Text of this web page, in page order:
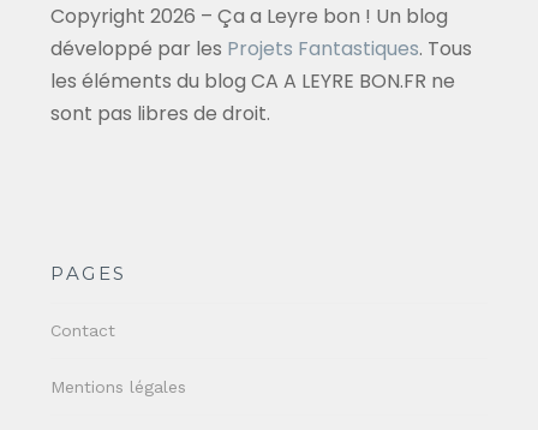
Copyright 2026 – Ça a Leyre bon ! Un blog
développé par les Projets Fantastiques. Tous
les éléments du blog CA A LEYRE BON.FR ne
sont pas libres de droit.
PAGES
Contact
Mentions légales